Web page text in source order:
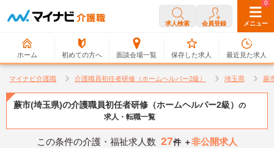
求人検索 会員登録 メニュー
ホーム 初めての方へ 面談会場一覧
0
保存した求人
0
最近見た求人
マイナビ介護職 介護職員初任者研修（ホームヘルパー2級） 埼玉県 蕨
蕨市(埼玉県)の介護職員初任者研修（ホームヘルパー2級） の
求人・転職一覧
この条件の介護・福祉求人数 27件 ＋非公開求人